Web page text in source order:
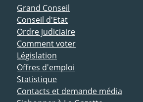
ACCÈS DIRECT
Grand Conseil
Conseil d'Etat
Ordre judiciaire
Comment voter
Législation
Offres d'emploi
Statistique
Contacts et demande média